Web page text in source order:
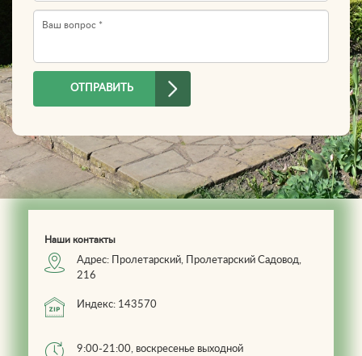
E-mail
Вопрос*
ОТПРАВИТЬ
Наши контакты
Адрес: Пролетарский, Пролетарский Садовод,
216
Индекс: 143570
9:00-21:00, воскресенье выходной